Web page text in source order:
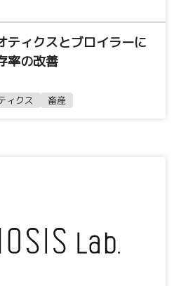
ティクスとブロイラーに
率の改善
ィクス 畜産